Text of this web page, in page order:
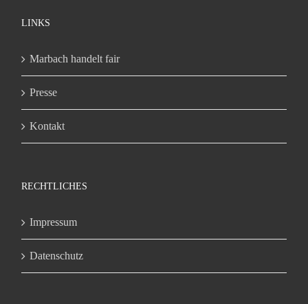
LINKS
Marbach handelt fair
Presse
Kontakt
RECHTLICHES
Impressum
Datenschutz